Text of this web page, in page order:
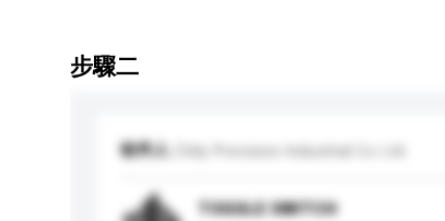
步驟二
收件人
TOGGLE SWITCH